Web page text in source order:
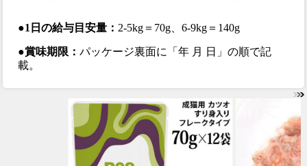
●1日の給与目安量： 2-5kg＝70g、6-9kg＝140g
●賞味期限：パッケージ裏面に「年 月 日」の順で記
載。